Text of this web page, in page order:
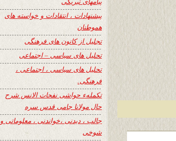
پیشنهادات ، انتقادات و خواسته های
هموطنان
تجلیل از کانون های فرهنگی
تحلیل های سیاسی – اجتماعی
تحلیل های سیاسی ، اجتماعی ،
فرهنگی.
تکملهء حواشی نفحات الانس شرح
حال مولانا جامی قدس سره
جالب ، دیدنی ،خواندنی ، معلوماتی و
شوخی